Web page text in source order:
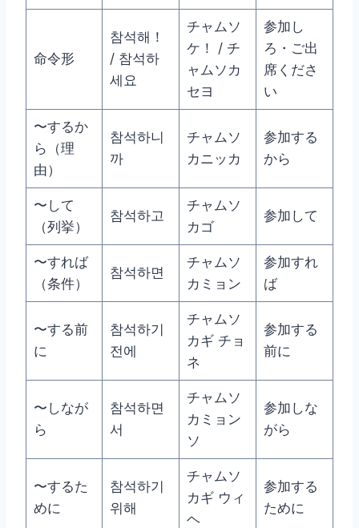
命令形
참석해！
/ 참석하
세요
チャムソ
ケ！ / チ
ャムソカ
セヨ
参加し
ろ・ご出
席くださ
い
〜するか
ら（理
由）
참석하니
까
チャムソ
カニッカ
参加する
から
〜して
（列挙）
참석하고
チャムソ
カゴ
参加して
〜すれば
（条件）
참석하면
チャムソ
カミョン
参加すれ
ば
〜する前
に
참석하기
전에
チャムソ
カギ チョ
ネ
参加する
前に
〜しなが
ら
참석하면
서
チャムソ
カミョン
ソ
参加しな
がら
〜するた
めに
참석하기
위해
チャムソ
カギ ウィ
ヘ
参加する
ために